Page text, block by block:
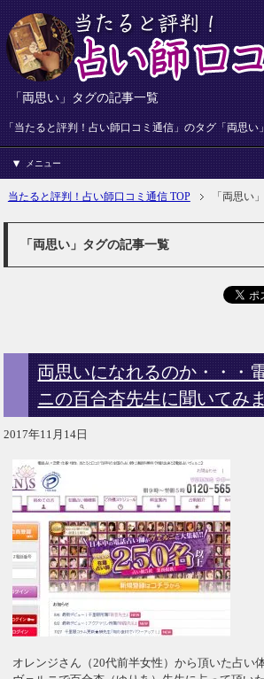
「両思い」タグの記事一覧
「当たると評判！占い師口コミ通信」のタグ「両思い
メニュー
当たると評判！占い師口コミ通信 TOP 「両思い
「両思い」タグの記事一覧
両思いになれるのか・・・
ニの百合杏先生に聞いてみ
2017年11月14日
オレンジさん（20代前半女性）から頂いた占い